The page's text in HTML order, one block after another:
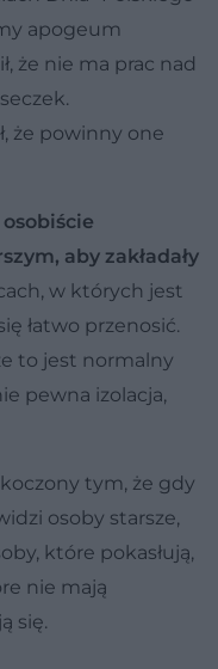
apogeum
że nie ma prac nad
że powinny one
osobiście
aby zakładały
w których jest
łatwo przenosić.
to jest normalny
pewna izolacja,
tym, że gdy
osoby starsze,
które pokasłują,
nie mają
się.